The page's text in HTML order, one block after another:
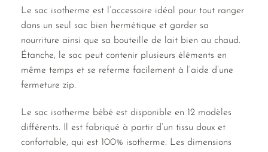
Le sac isotherme est l’accessoire idéal pour tout ranger
dans un seul sac bien hermétique et garder sa
nourriture ainsi que sa bouteille de lait bien au chaud.
Étanche, le sac peut contenir plusieurs éléments en
même temps et se referme facilement à l’aide d’une
fermeture zip.
Le sac isotherme bébé est disponible en 12 modèles
différents. Il est fabriqué à partir d’un tissu doux et
confortable, qui est 100% isotherme. Les dimensions